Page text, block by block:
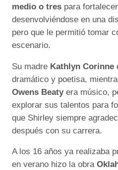
medio o tres para
desenvolviéndose en una
pero que le permitió tomar
escenario.
Su madre Kathlyn Corinne
dramático y poetisa,
Owens Beaty era músico,
explorar sus talentos para
que Shirley siempre
después con su carrera.
A los 16 años ya realizaba
en verano hizo la obra